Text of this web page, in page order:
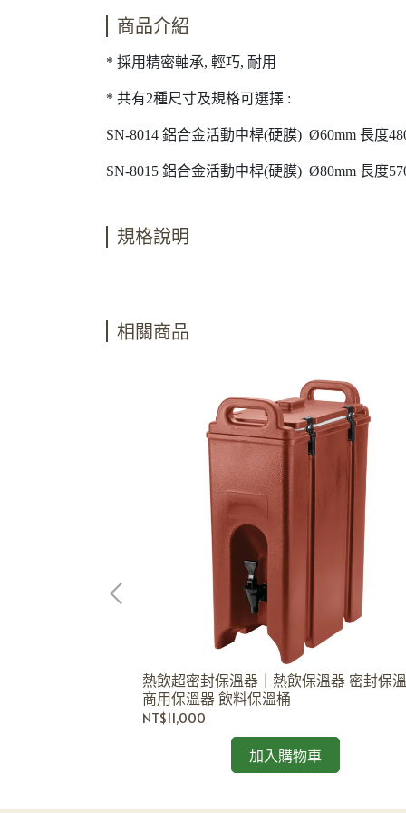
商品介紹
* 採用精密軸承, 輕巧, 耐用
* 共有2種尺寸及規格可選擇 :
SN-8014 鋁合金活動中桿(硬膜) Ø60mm 長度
SN-8015 鋁合金活動中桿(硬膜) Ø80mm 長度
規格說明
相關商品
熱飲超密封保溫器｜熱飲保溫器 密封保
商用保溫器 飲料保溫桶
NT$11,000
加入購物車